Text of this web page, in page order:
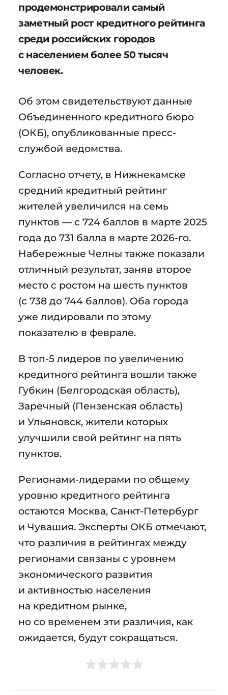
продемонстрировали самый
заметный рост кредитного рейтинга
среди российских городов
с населением более 50 тысяч
человек.
Об этом свидетельствуют данные
Объединенного кредитного бюро
(ОКБ), опубликованные пресс-
службой ведомства.
Согласно отчету, в Нижнекамске
средний кредитный рейтинг
жителей увеличился на семь
пунктов — с 724 баллов в марте 2025
года до 731 балла в марте 2026-го.
Набережные Челны также показали
отличный результат, заняв второе
место с ростом на шесть пунктов
(с 738 до 744 баллов). Оба города
уже лидировали по этому
показателю в феврале.
В топ-5 лидеров по увеличению
кредитного рейтинга вошли также
Губкин (Белгородская область),
Заречный (Пензенская область)
и Ульяновск, жители которых
улучшили свой рейтинг на пять
пунктов.
Регионами-лидерами по общему
уровню кредитного рейтинга
остаются Москва, Санкт-Петербург
и Чувашия. Эксперты ОКБ отмечают,
что различия в рейтингах между
регионами связаны с уровнем
экономического развития
и активностью населения
на кредитном рынке,
но со временем эти различия, как
ожидается, будут сокращаться.